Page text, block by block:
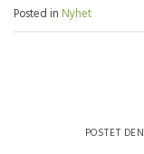
Posted in Nyhet
POSTET DEN